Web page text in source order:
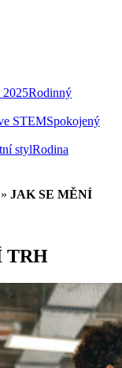
2025Rodinný
STEMSpokojený
stylRodina
» JAK SE MĚNÍ
TRH